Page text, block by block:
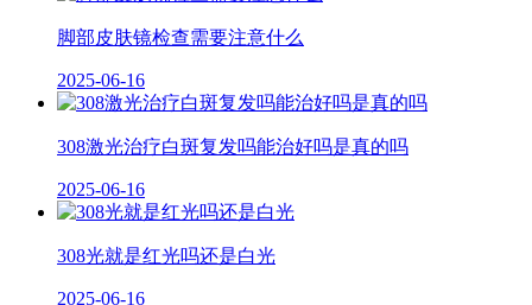
脚部皮肤镜检查需要注意什么
2025-06-16
308激光治疗白斑复发吗能治好吗是真的吗
2025-06-16
308光就是红光吗还是白光
2025-06-16